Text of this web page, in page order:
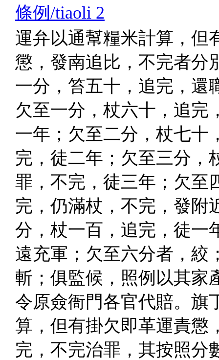
條例/tiaoli 2
運弁以通幫糧米計算，但
懲，發南追比，不完者分
一分，笞五十，追完，還
欠至一分，杖六十，追完
一年；欠至二分，杖七十
完，徒二年；欠至三分，
罪，不完，徒三年；欠至
完，仍滿杖，不完，發附
分，杖一百，追完，徒一
遠充軍；欠至六分者，絞
斬；俱監候，照例以其家
令原僉衙門各官代賠。旗
算，但有掛欠即革運責懲
完，不完治罪，其按照分